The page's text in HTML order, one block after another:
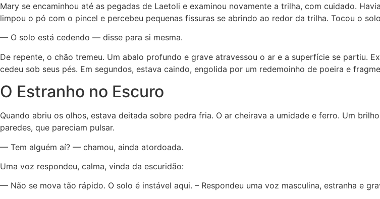
Mary se encaminhou até as pegadas de Laetoli e examinou novamente a trilha, com cuidado.
limpou o pó com o pincel e percebeu pequenas fissuras se abrindo ao redor da trilha. Tocou o
— O solo está cedendo — disse para si mesma.
De repente, o chão tremeu. Um abalo profundo e grave atravessou o ar e a superfície se partiu.
cedeu sob seus pés. Em segundos, estava caindo, engolida por um redemoinho de poeira e
O Estranho no Escuro
Quando abriu os olhos, estava deitada sobre pedra fria. O ar cheirava a umidade e ferro. Um
paredes, que pareciam pulsar.
— Tem alguém aí? — chamou, ainda atordoada.
Uma voz respondeu, calma, vinda da escuridão:
— Não se mova tão rápido. O solo é instável aqui. – Respondeu uma voz masculina, estranha e